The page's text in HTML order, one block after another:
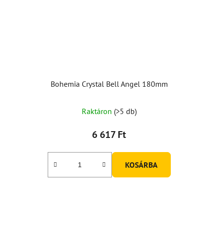
Bohemia Crystal Bell Angel 180mm
termék
átlagos
5-
Raktáron (>5 db)
6 617 Ft
KOSÁRBA